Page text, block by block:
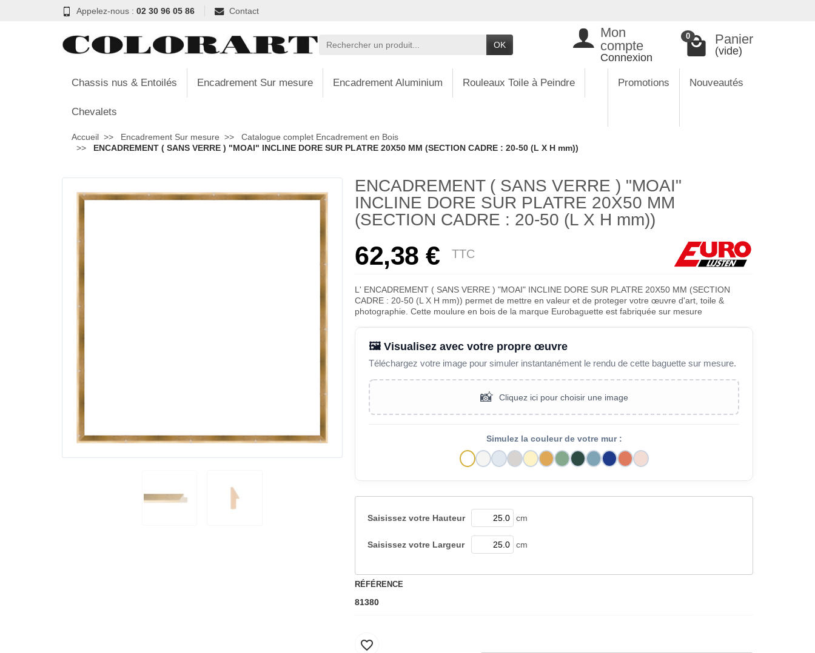
Appelez-nous : 02 30 96 05 86 Contact
OK
Mon
compte
Connexion
0 Panier
(vide)
Chassis nus & Entoilés Encadrement Sur mesure Encadrement Aluminium Rouleaux Toile à Peindre
Chevalets
Promotions Nouveautés
Accueil Encadrement Sur mesure
Catalogue complet Encadrement en Bois
ENCADREMENT ( SANS VERRE ) "MOAI" INCLINE DORE SUR PLATRE 20X50 MM (SECTION CADRE : 20-50 (L X H mm))
ENCADREMENT ( SANS VERRE ) "MOAI"
INCLINE DORE SUR PLATRE 20X50 MM
(SECTION CADRE : 20-50 (L X H mm))
62,38 € TTC
L' ENCADREMENT ( SANS VERRE ) "MOAI" INCLINE DORE SUR PLATRE 20X50 MM (SECTION
CADRE : 20-50 (L X H mm)) permet de mettre en valeur et de proteger votre œuvre d'art, toile &
photographie. Cette moulure en bois de la marque Eurobaguette est fabriquée sur mesure
🖼️ Visualisez avec votre propre œuvre
Téléchargez votre image pour simuler instantanément le rendu de cette baguette sur mesure.
📸 Cliquez ici pour choisir une image
Simulez la couleur de votre mur :
Saisissez votre Hauteur cm
Saisissez votre Largeur cm
RÉFÉRENCE
81380
favorite_border